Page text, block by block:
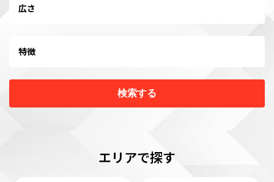
広さ
特徴
検索する
エリアで探す